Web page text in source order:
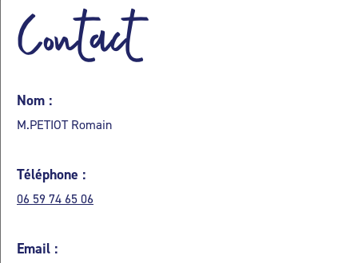
Contact
Nom :
M.PETIOT Romain
Téléphone :
06 59 74 65 06
Email :